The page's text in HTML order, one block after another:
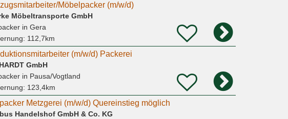
Möbelpacker (m/w/d)
Möbeltransporte GmbH
in Gera
112,7km
(m/w/d) Packerei
GmbH
in Pausa/Vogtland
123,4km
Metzgerei (m/w/d) Quereinstieg möglich
Handelshof GmbH & Co. KG